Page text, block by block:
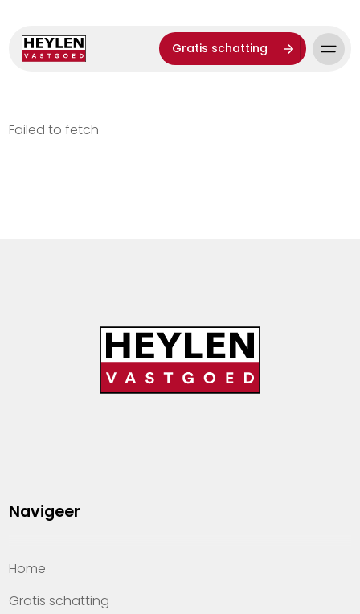
Gratis schatting
Failed to fetch
Navigeer
Home
Gratis schatting